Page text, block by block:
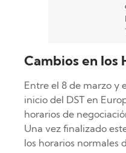
Cambios en los
Entre el 8 de marzo y
inicio del DST en
horarios de
Una vez finalizado
los horarios normales